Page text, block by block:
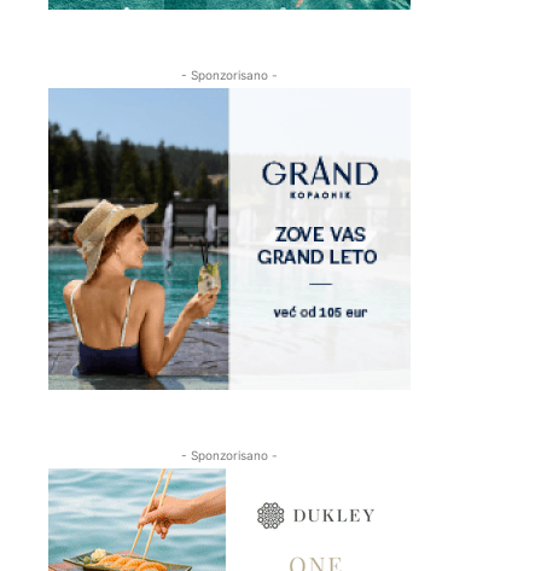
- Sponzorisano -
- Sponzorisano -